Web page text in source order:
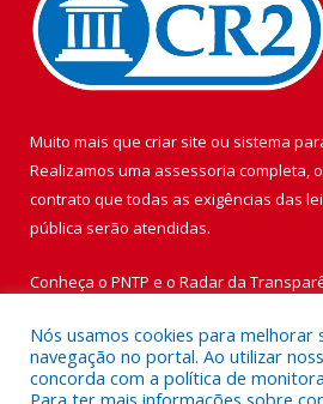
Muito mais que criar site ou sistema
Realizamos uma assessoria completa,
contrato que todas as exigências das
pública serão atendidas.
Conheça o PNTP e o Radar da
Nós usamos cookies para melhorar
navegação no portal. Ao utilizar
concorda com a política de
Para ter mais informações sobre